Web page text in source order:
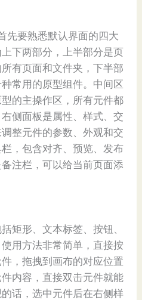
先要熟悉默认界面的四大
下两部分，上半部分是页
有页面和文件夹，下半部
常用的原型组件。中间区
的主操作区，所有元件都
侧面板是属性、样式、交
整元件的参数、外观和交
，包含对齐、预览、发布
注栏，可以给当前页面添
矩形、文本标签、按钮、
用方法非常简单，直接按
，拖拽到画布的对应位置
内容，直接双击元件就能
话，选中元件后在右侧样